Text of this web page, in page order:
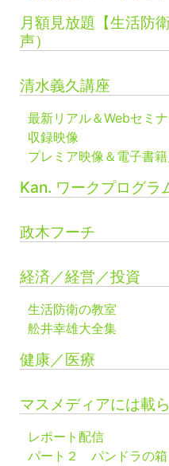
月額見放題【生活防
声）
清水義久講座
最新リアル＆Webセミ
収録映像
プレミア映像＆電子書
Kan. ワークプログラ
政木フーチ
経済／経営／投資
生活防衛の教室
舩井幸雄大全集
健康／医療
マスメディアには載
レポート配信
パート２ パンドラの箱